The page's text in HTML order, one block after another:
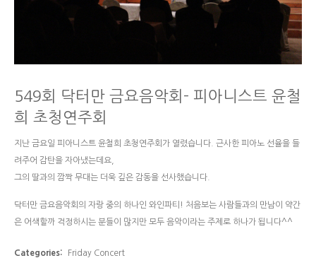
549회 닥터만 금요음악회- 피아니스트 윤철
희 초청연주회
지난 금요일 피아니스트 윤철희 초청연주회가 열렸습니다. 근사한 피아노 선율을 들
려주어 감탄을 자아냈는데요,
그의 딸과의 깜짝 무대는 더욱 깊은 감동을 선사했습니다.
닥터만 금요음악회의 자랑 중의 하나인 와인파티! 처음보는 사람들과의 만남이 약간
은 어색할까 걱정하시는 분들이 많지만 모두 음악이라는 주제로 하나가 됩니다^^
Categories: Friday Concert